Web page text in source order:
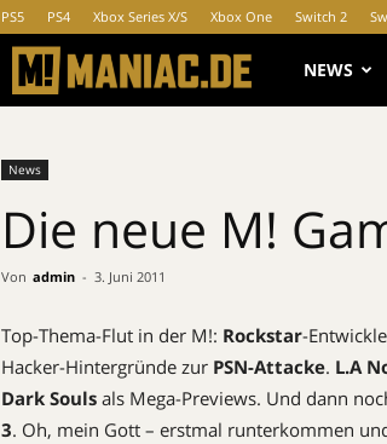
PS5 PS4 Xbox Series X/S Xbox One Switch 2
MANIAC.de
NEWS
News
Die neue M!
Von admin - 3. Juni 2011
Top-Thema-Flut in der M!: Rockstar-
Hacker-Hintergründe zur PSN-Attacke. L.A
Dark Souls als Mega-Previews. Und dann
3. Oh, mein Gott – erstmal runterkommen